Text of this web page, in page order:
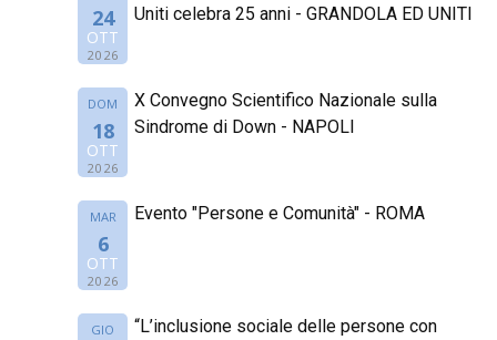
24
OTT
2026
Uniti celebra 25 anni - GRANDOLA ED UNITI
DOM
18
OTT
2026
X Convegno Scientifico Nazionale sulla
Sindrome di Down - NAPOLI
MAR
6
OTT
2026
Evento "Persone e Comunità" - ROMA
GIO
“L’inclusione sociale delle persone con